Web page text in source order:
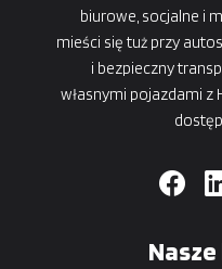
biurowe, socjalne i
mieści się tuż przy
i bezpieczny
własnymi pojazdami z